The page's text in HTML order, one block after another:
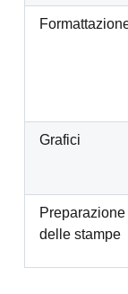
Grafici
Preparazione
delle stampe